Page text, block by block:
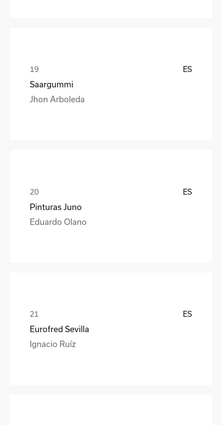
ES
Saargummi
Jhon Arboleda
ES
Pinturas Juno
Eduardo Olano
ES
Eurofred Sevilla
Ignacio Ruíz